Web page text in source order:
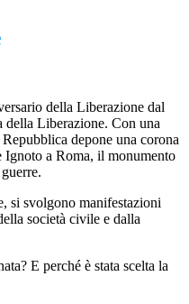
della Liberazione dal
della Liberazione. Con una
depone una corona
a Roma, il monumento
si svolgono manifestazioni
società civile e dalla
E perché è stata scelta la